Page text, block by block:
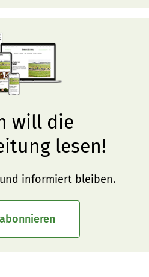
will die
lesen!
informiert bleiben.